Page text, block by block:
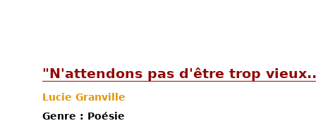
"N'attendons pas d'être trop
Lucie Granville
Genre : Poésie